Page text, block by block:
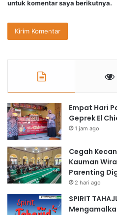
untuk komentar saya berikutnya.
Empat Hari
Geprek El
1 jam ago
Cegah
Kauman
Parenting
2 hari ago
SPIRIT